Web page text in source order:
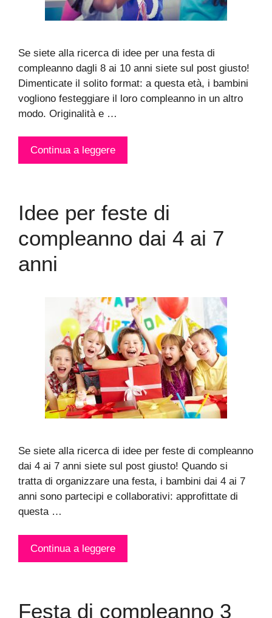
Se siete alla ricerca di idee per una festa di
compleanno dagli 8 ai 10 anni siete sul post giusto!
Dimenticate il solito format: a questa età, i bambini
vogliono festeggiare il loro compleanno in un altro
modo. Originalità e …
Continua a leggere
Idee per feste di
compleanno dai 4 ai 7
anni
Se siete alla ricerca di idee per feste di compleanno
dai 4 ai 7 anni siete sul post giusto! Quando si
tratta di organizzare una festa, i bambini dai 4 ai 7
anni sono partecipi e collaborativi: approfittate di
questa …
Continua a leggere
Festa di compleanno 3